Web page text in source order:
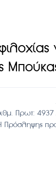
Δ/νση:
Πρόσληψης